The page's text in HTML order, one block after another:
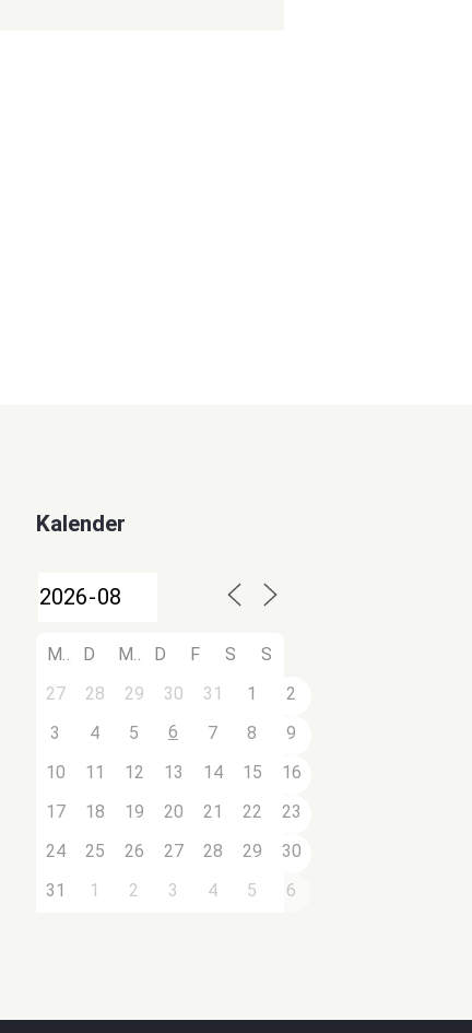
Kalender
D D F S
S
27
28 29 30 31 1
2
3
4 5 6 7 8
9
10
11 12 13 14 15
16
17
18 19 20 21 22
23
24
25 26 27 28 29
30
31
1 2 3 4 5 6